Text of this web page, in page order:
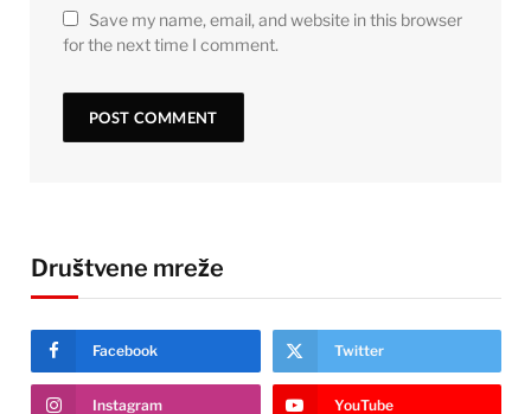
Save my name, email, and website in this browser
for the next time I comment.
Društvene mreže
Facebook Twitter
Instagram YouTube